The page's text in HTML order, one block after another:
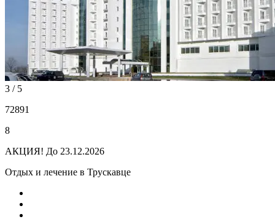
3 / 5
72891
8
АКЦИЯ! До 23.12.2026
Отдых и лечение в Трускавце